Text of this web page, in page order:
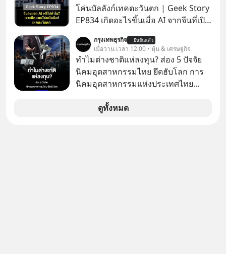
#missiontothemoonpodcast
โค่นบัลลังก์เทคตะวันตก | Geek Story
EP834 เกิดอะไรขึ้นเมื่อ AI จากจีนที่เปิด
AI ระดับท็อปของอเมริกาที่ใช้เงินลงทุน
สร้างกว่าร้อยล้านดอลลาร์
ปรากฏการณ์นี้ทำเอาซีอีโอผู้ทรง
อิทธิพลอย่าง Jensen Huang แห่ง
Nvidia ถึงกับออกปากเชียร์สุดตัวว่านี่
คืออนาคต แต่ในขณะเดียวกัน บริษัท
ยักษ์ใหญ่อย่าง OpenAI และ
กรุงเทพธุรกิจ ยืนยันแล้ว
เมื่อวาน เวลา 12:00 • หุ้น & เศรษฐกิจ
ทำไมต่างชาติแห่ลงทุน? ส่อง 5 ปัจจัย
นิคมอุตสาหกรรมไทย ยึดฮับโลก การ
นิคมอุตสาหกรรมแห่งประเทศไทย
“นิคมอุตสาหกรรมไทย” ผาดโผนบนเวที
ดูทั้งหมด